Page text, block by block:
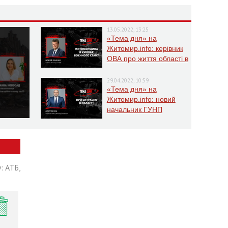
13.05.2022, 13:25
«Тема дня» на
Житомир.info: керівник
ОВА про життя області в
29.04.2022, 10:59
«Тема дня» на
Житомир.info: новий
начальник ГУНП
АТБ,